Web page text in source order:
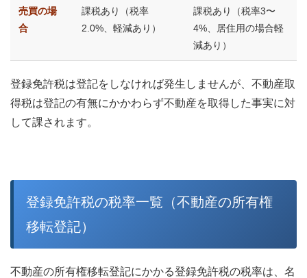
売買の場
合
課税あり（税率
2.0%、軽減あり）
課税あり（税率3〜
4%、居住用の場合軽
減あり）
登録免許税は登記をしなければ発生しませんが、不動産取
得税は登記の有無にかかわらず不動産を取得した事実に対
して課されます。
登録免許税の税率一覧（不動産の所有権
移転登記）
不動産の所有権移転登記にかかる登録免許税の税率は、名